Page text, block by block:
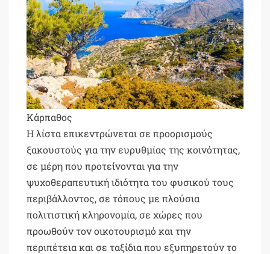
Κάρπαθος
Η λίστα επικεντρώνεται σε προορισμούς
ξακουστούς για την ευρυθμίας της κοινότητας,
σε μέρη που προτείνονται για την
ψυχοθεραπευτική ιδιότητα του φυσικού τους
περιβάλλοντος, σε τόπους με πλούσια
πολιτιστική κληρονομία, σε χώρες που
προωθούν τον οικοτουρισμό και την
περιπέτεια και σε ταξίδια που εξυπηρετούν το